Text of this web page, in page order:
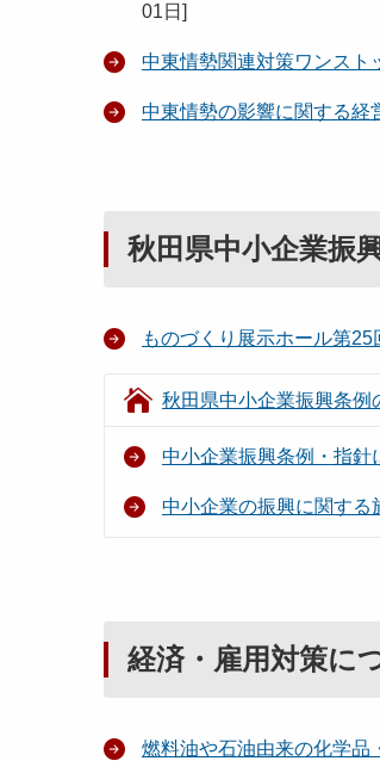
01日 ]
中東情勢関連対策ワンスト
中東情勢の影響に関する経
秋田県中小企業振
ものづくり展示ホール第
秋田県中小企業振興条例
中小企業振興条例・指針
中小企業の振興に関する
経済・雇用対策に
燃料油や石油由来の化学品